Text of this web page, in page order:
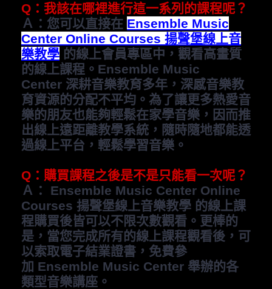
Q ：我該在哪裡進行這一系列的課程呢？
Ａ：您可以直接在 Ensemble Music
Center Online Courses 揚聲堡線上音
樂教學 的線上會員專區中，觀看高畫質
的線上課程。 Ensemble Music
Center 深耕音樂教育多年，深感音樂教
育資源的分配不平均。為了讓更多熱愛音
樂的朋友也能夠輕鬆在家學音樂，因而推
出線上遠距離教學系統，隨時隨地都能透
過線上平台，輕鬆學習音樂。
Q ：購買課程之後是不是只能看一次呢？
Ａ：
Ensemble Music Center Online
Courses 揚聲堡線上音樂教學 的線上課
程購買後皆可以不限次數觀看。 更棒的
是，當您完成所有的線上課程觀看後，可
以索取電子結業證書，免費參
加 Ensemble Music Center 舉辦的各
類型音樂講座。